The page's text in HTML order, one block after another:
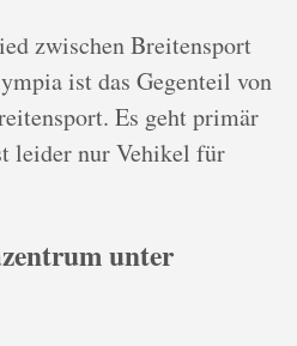
zwischen Breitensport
ist das Gegenteil von
Es geht primär
leider nur Vehikel für
unter